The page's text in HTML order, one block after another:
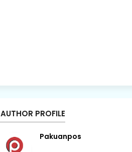
AUTHOR PROFILE
Pakuanpos